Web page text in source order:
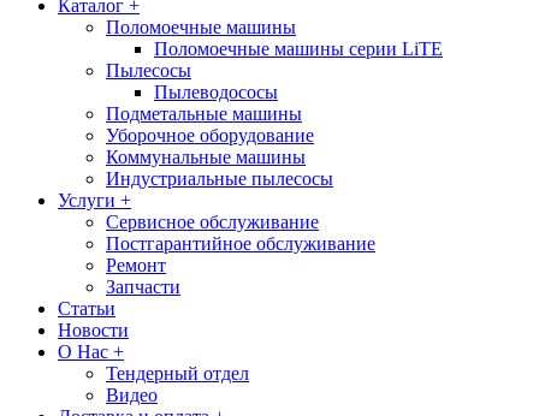
Каталог +
Поломоечные машины
Поломоечные машины серии LiTE
Пылесосы
Пылеводососы
Подметальные машины
Уборочное оборудование
Коммунальные машины
Индустриальные пылесосы
Услуги +
Сервисное обслуживание
Постгарантийное обслуживание
Ремонт
Запчасти
Статьи
Новости
О Нас +
Тендерный отдел
Видео